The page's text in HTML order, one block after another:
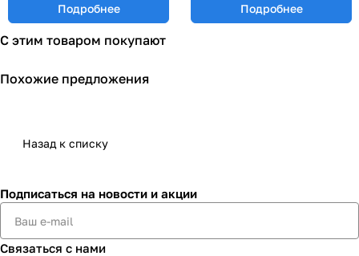
Подробнее Подробнее
С этим товаром покупают
Похожие предложения
Назад к списку
Подписаться на новости и акции
Связаться с нами